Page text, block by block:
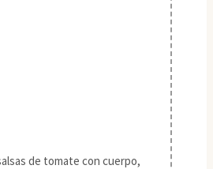
de tomate con cuerpo,